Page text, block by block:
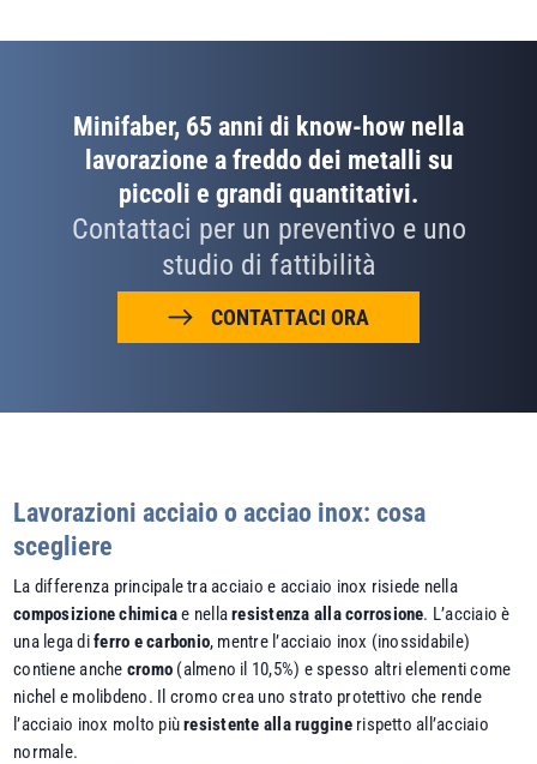
Minifaber, 65 anni di know-how nella
lavorazione a freddo dei metalli su
piccoli e grandi quantitativi.
Contattaci per un preventivo e uno
studio di fattibilità
CONTATTACI ORA
Lavorazioni acciaio o acciao inox: cosa
scegliere
La differenza principale tra acciaio e acciaio inox risiede nella
composizione chimicae nellaresistenza alla corrosione. L’acciaio è
una lega diferro e carbonio, mentre l’acciaio inox (inossidabile)
contiene anche cromo (almeno il 10,5%) e spesso altri elementi come
nichel e molibdeno. Il cromo crea uno strato protettivo che rende
l’acciaio inox molto piùresistente alla rugginerispetto all’acciaio
normale.